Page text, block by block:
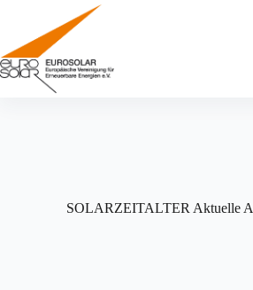
springen
SOLARZEITALTER Aktuelle